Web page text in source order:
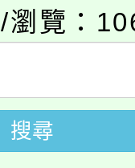
桃園電
動會8/
舉行。
享有免
收入戶
及科技
/瀏覽：
搜尋